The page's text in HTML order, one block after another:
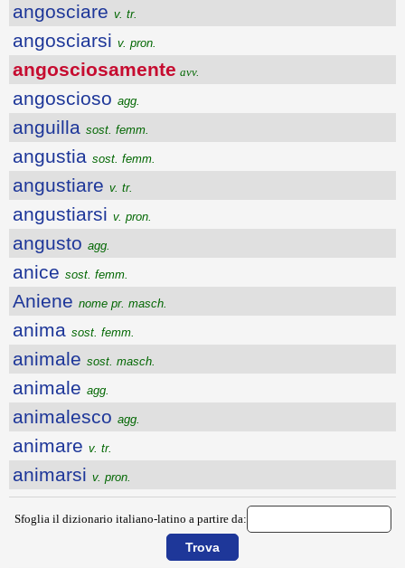
angosciare v. tr.
angosciarsi v. pron.
angosciosamente avv.
angoscioso agg.
anguilla sost. femm.
angustia sost. femm.
angustiare v. tr.
angustiarsi v. pron.
angusto agg.
anice sost. femm.
Aniene nome pr. masch.
anima sost. femm.
animale sost. masch.
animale agg.
animalesco agg.
animare v. tr.
animarsi v. pron.
Sfoglia il dizionario italiano-latino a partire da: